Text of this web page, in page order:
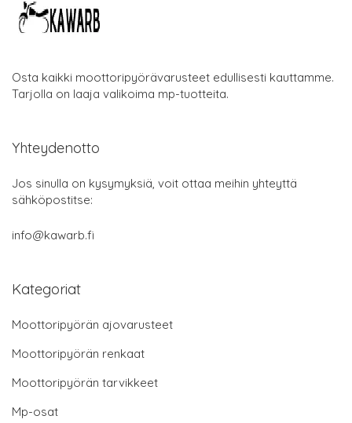
Osta kaikki moottoripyörävarusteet edullisesti kauttamme.
Tarjolla on laaja valikoima mp-tuotteita.
Yhteydenotto
Jos sinulla on kysymyksiä, voit ottaa meihin yhteyttä
sähköpostitse:
info@kawarb.fi
Kategoriat
Moottoripyörän ajovarusteet
Moottoripyörän renkaat
Moottoripyörän tarvikkeet
Mp-osat